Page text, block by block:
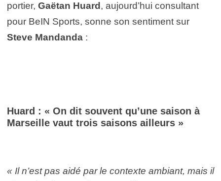
portier, Gaëtan Huard , aujourd’hui consultant
pour BeIN Sports, sonne son sentiment sur
Steve Mandanda :
Huard : « On dit souvent qu’une saison à
Marseille vaut trois saisons ailleurs »
« Il n’est pas aidé par le contexte ambiant, mais il